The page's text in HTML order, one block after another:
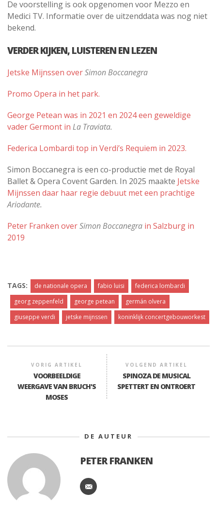
De voorstelling is ook opgenomen voor Mezzo en
Medici TV. Informatie over de uitzenddata was nog niet
bekend.
VERDER KIJKEN, LUISTEREN EN LEZEN
Jetske Mijnssen overSimon Boccanegra
Promo Opera in het park.
George Petean was in 2021 en 2024 een geweldige
vader Germont in La Traviata.
Federica Lombardi top in Verdi’s Requiem in 2023.
Simon Boccanegra is een co-productie met de Royal
Ballet & Opera Covent Garden. In 2025 maakte Jetske
Mijnssen daar haar regie debuut met een prachtige
Ariodante.
Peter Franken overSimon Boccanegra in Salzburg in
2019
TAGS: de nationale opera fabio luisi
federica lombardi
georg zeppenfeld
george petean
germán olvera
giuseppe verdi
jetske mijnssen koninklijk concertgebouworkest
VORIG ARTIKEL
VOORBEELDIGE
WEERGAVE VAN BRUCH'S
MOSES
VOLGEND ARTIKEL
SPINOZA DE MUSICAL
SPETTERT EN ONTROERT
DE AUTEUR
PETER FRANKEN